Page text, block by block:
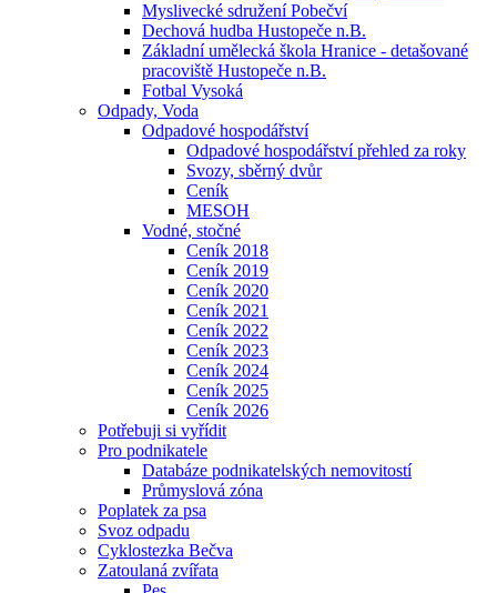
Myslivecké sdružení Pobečví
Dechová hudba Hustopeče n.B.
Základní umělecká škola Hranice - detašované
pracoviště Hustopeče n.B.
Fotbal Vysoká
Odpady, Voda
Odpadové hospodářství
Odpadové hospodářství přehled za roky
Svozy, sběrný dvůr
Ceník
MESOH
Vodné, stočné
Ceník 2018
Ceník 2019
Ceník 2020
Ceník 2021
Ceník 2022
Ceník 2023
Ceník 2024
Ceník 2025
Ceník 2026
Potřebuji si vyřídit
Pro podnikatele
Databáze podnikatelských nemovitostí
Průmyslová zóna
Poplatek za psa
Svoz odpadu
Cyklostezka Bečva
Zatoulaná zvířata